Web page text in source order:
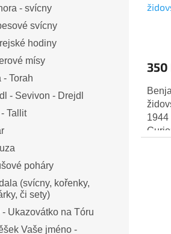
- svícny
svícny
hodiny
mísy
- Torah
- Sevivon - Drejdl
Tallit
poháry
(svícny, kořenky,
či sety)
- Ukazovátko na Tóru
Vaše jméno -
350
1944